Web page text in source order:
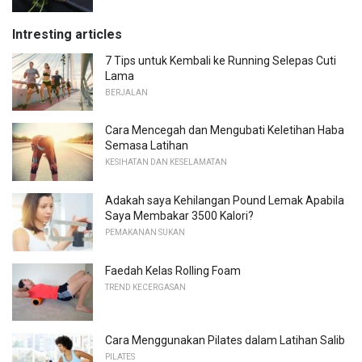
Intresting articles
7 Tips untuk Kembali ke Running Selepas Cuti
Lama
BERJALAN
Cara Mencegah dan Mengubati Keletihan Haba
Semasa Latihan
KESIHATAN DAN KESELAMATAN
Adakah saya Kehilangan Pound Lemak Apabila
Saya Membakar 3500 Kalori?
PEMAKANAN SUKAN
Faedah Kelas Rolling Foam
TREND KECERGASAN
Cara Menggunakan Pilates dalam Latihan Salib
PILATES